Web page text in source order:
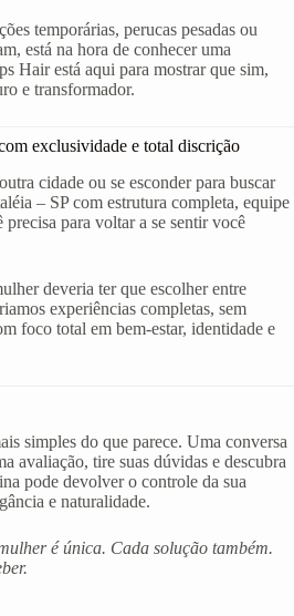
temporárias, perucas pesadas ou
está na hora de conhecer uma
Hair está aqui para mostrar que sim,
e transformador.
exclusividade e total discrição
cidade ou se esconder para buscar
– SP com estrutura completa, equipe
para voltar a se sentir você
deveria ter que escolher entre
experiências completas, sem
foco total em bem-estar, identidade e
simples do que parece. Uma conversa
avaliação, tire suas dúvidas e descubra
pode devolver o controle da sua
e naturalidade.
é única. Cada solução também.